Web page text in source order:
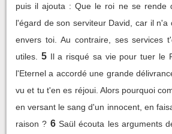
puis il ajouta : Que le roi ne se rende
l'égard de son serviteur David, car il n'a
envers toi. Au contraire, ses services
utiles.
5 Il a risqué sa vie pour tuer le
l'Eternel a accordé une grande
vu et tu t'en es réjoui. Alors pourquoi
en versant le sang d'un innocent, en
raison ? 6 Saül écouta les arguments